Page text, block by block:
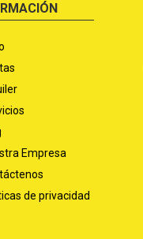
Empresa
de privacidad